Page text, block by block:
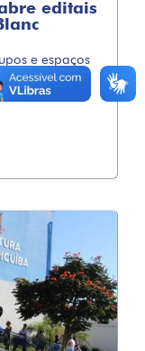
editais
e espaços